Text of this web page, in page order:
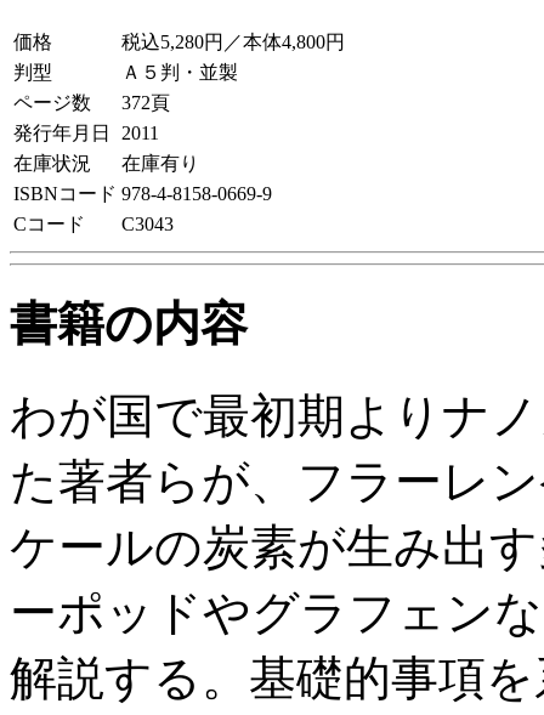
価格
税込5,280円／本体4,800円
判型
Ａ５判・並製
ページ数
372頁
発行年月日
2011
在庫状況
在庫有り
ISBNコード 978-4-8158-0669-9
Cコード
C3043
書籍の内容
わが国で最初期よりナ
た著者らが、フラーレ
ケールの炭素が生み出
ーポッドやグラフェン
解説する。基礎的事項